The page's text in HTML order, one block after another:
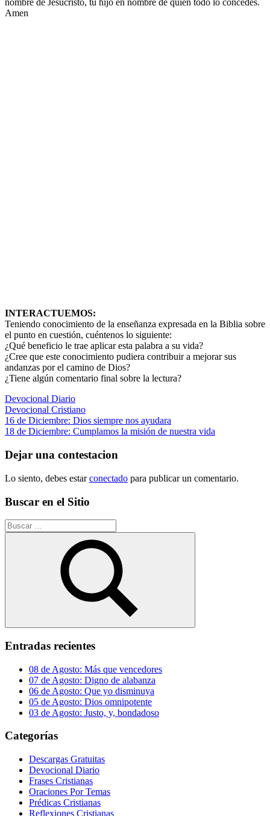
nombre de Jesucristo, tu hijo en nombre de quien todo lo concedes.
Amen
INTERACTUEMOS:
Teniendo conocimiento de la enseñanza expresada en la Biblia sobre
el punto en cuestión, cuéntenos lo siguiente:
¿Qué beneficio le trae aplicar esta palabra a su vida?
¿Cree que este conocimiento pudiera contribuir a mejorar sus
andanzas por el camino de Dios?
¿Tiene algún comentario final sobre la lectura?
Devocional Diario
Devocional Cristiano
Navegación
de
entradas
Entrada
anterior:
16 de Diciembre: Dios siempre nos ayudara
Siguiente
18 de Diciembre: Cumplamos la misión de nuestra vida
Dejar una contestacion
Lo siento, debes estarconectado para publicar un comentario.
Buscar en el Sitio
Buscar:
Buscar
Entradas recientes
08 de Agosto: Más que vencedores
07 de Agosto: Digno de alabanza
06 de Agosto: Que yo disminuya
05 de Agosto: Dios omnipotente
03 de Agosto: Justo, y, bondadoso
Categorías
Descargas Gratuitas
Devocional Diario
Frases Cristianas
Oraciones Por Temas
Prédicas Cristianas
Reflexiones Cristianas